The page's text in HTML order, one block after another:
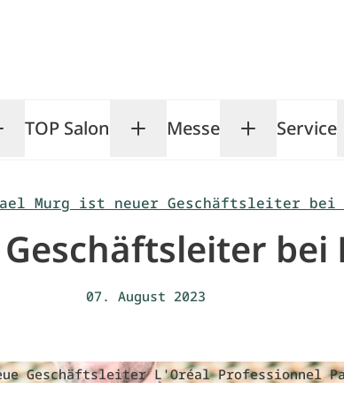
Magazin submenu
TOP Salon Toggle TOP Salon
Messe ToggleService
Murg ist neuer Geschäftsleiter bei
bei
07. August 2023
Geschäftsleiter L'Oréal Professionnel